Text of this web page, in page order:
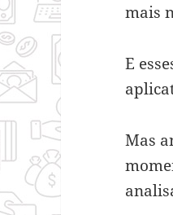
mais
E
Mas